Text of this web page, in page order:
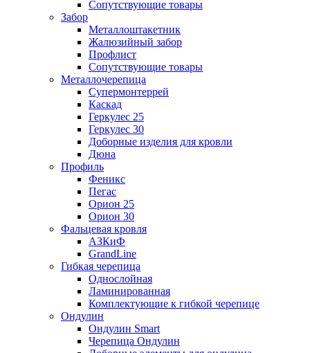
Сопутствующие товары
Забор
Металлоштакетник
Жалюзийный забор
Профлист
Сопутствующие товары
Металлочерепица
Супермонтеррей
Каскад
Геркулес 25
Геркулес 30
Доборные изделия для кровли
Дюна
Профиль
Феникс
Пегас
Орион 25
Орион 30
Фальцевая кровля
АЗКиФ
GrandLine
Гибкая черепица
Однослойная
Ламинированная
Комплектующие к гибкой черепице
Ондулин
Ондулин Smart
Черепица Ондулин